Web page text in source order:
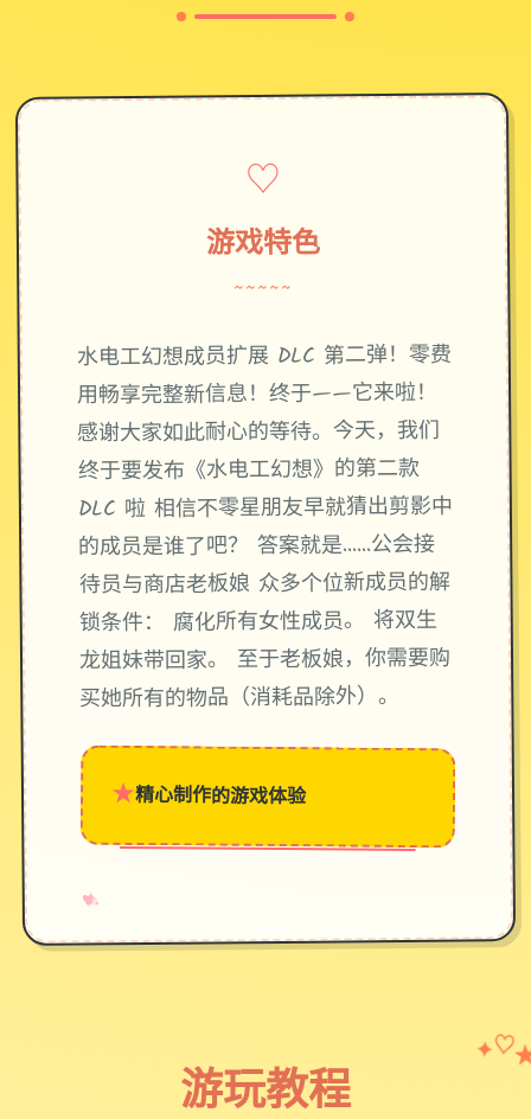
♡
游戏特色
~~~~~
水电工幻想成员扩展 DLC 第二弹！零费
用畅享完整新信息！终于——它来啦！
感谢大家如此耐心的等待。今天，我们
终于要发布《水电工幻想》的第二款
DLC 啦 相信不零星朋友早就猜出剪影中
的成员是谁了吧？ 答案就是……公会接
待员与商店老板娘 众多个位新成员的解
锁条件： 腐化所有女性成员。 将双生
龙姐妹带回家。 至于老板娘，你需要购
买她所有的物品（消耗品除外）。
★精心制作的游戏体验
♥
✧
→
游玩教程
✦ ♡